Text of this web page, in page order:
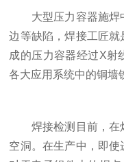
大型压力容器施焊
边等缺陷，焊接工匠就
成的压力容器经过X射
各大应用系统中的铜墙
焊接检测目前，在
空洞。在生产中，即使